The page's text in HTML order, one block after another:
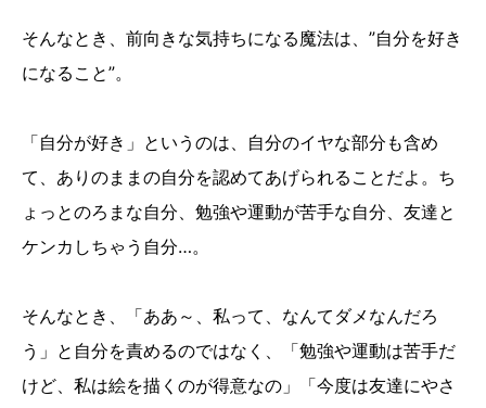
そんなとき、前向きな気持ちになる魔法は、”自分を好き
になること”。
「自分が好き」というのは、自分のイヤな部分も含め
て、ありのままの自分を認めてあげられることだよ。ち
ょっとのろまな自分、勉強や運動が苦手な自分、友達と
ケンカしちゃう自分…。
そんなとき、「ああ～、私って、なんてダメなんだろ
う」と自分を責めるのではなく、「勉強や運動は苦手だ
けど、私は絵を描くのが得意なの」「今度は友達にやさ